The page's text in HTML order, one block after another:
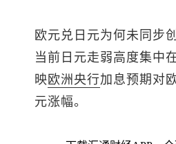
欧元兑日元为何未同步
当前日元走弱高度集中
映欧洲央行加息预期对
元涨幅。